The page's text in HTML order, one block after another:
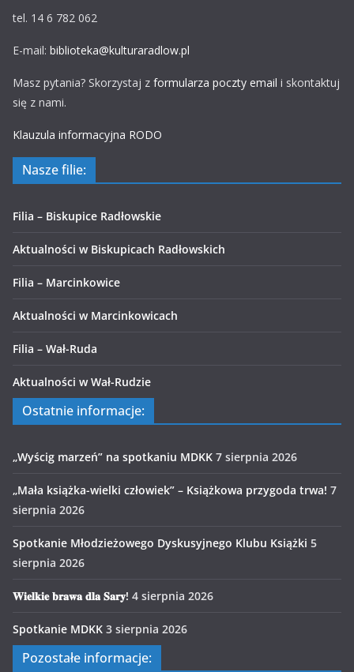
tel. 14 6 782 062
E-mail: biblioteka@kulturaradlow.pl
Masz pytania? Skorzystaj z formularza poczty email i skontaktuj
się z nami.
Klauzula informacyjna RODO
Nasze filie:
Filia – Biskupice Radłowskie
Aktualności w Biskupicach Radłowskich
Filia – Marcinkowice
Aktualności w Marcinkowicach
Filia – Wał-Ruda
Aktualności w Wał-Rudzie
Ostatnie informacje:
„Wyścig marzeń” na spotkaniu MDKK 7 sierpnia 2026
„Mała książka-wielki człowiek” – Książkowa przygoda trwa! 7
sierpnia 2026
Spotkanie Młodzieżowego Dyskusyjnego Klubu Książki 5
sierpnia 2026
𝐖𝐢𝐞𝐥𝐤𝐢𝐞 𝐛𝐫𝐚𝐰𝐚 𝐝𝐥𝐚 𝐒𝐚𝐫𝐲! 4 sierpnia 2026
Spotkanie MDKK 3 sierpnia 2026
Pozostałe informacje: